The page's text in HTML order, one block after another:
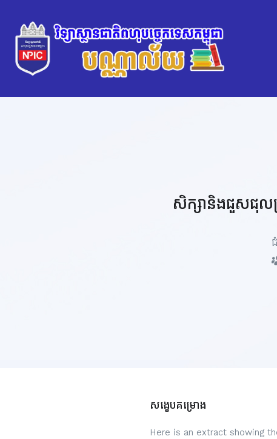
សិក្សានិងជួសជុលប្
សង្ខេបគម្រោង
Here is an extract showing